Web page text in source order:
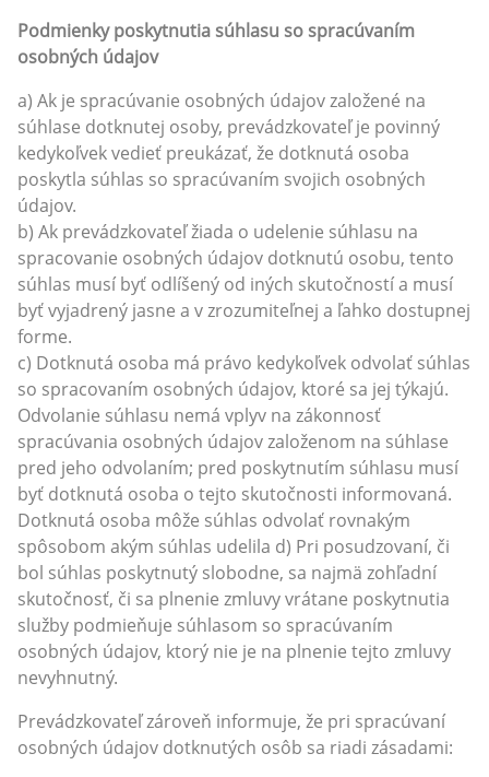
Podmienky poskytnutia súhlasu so spracúvaním
osobných údajov
a) Ak je spracúvanie osobných údajov založené na
súhlase dotknutej osoby, prevádzkovateľ je povinný
kedykoľvek vedieť preukázať, že dotknutá osoba
poskytla súhlas so spracúvaním svojich osobných
údajov.
b) Ak prevádzkovateľ žiada o udelenie súhlasu na
spracovanie osobných údajov dotknutú osobu, tento
súhlas musí byť odlíšený od iných skutočností a musí
byť vyjadrený jasne a v zrozumiteľnej a ľahko dostupnej
forme.
c) Dotknutá osoba má právo kedykoľvek odvolať súhlas
so spracovaním osobných údajov, ktoré sa jej týkajú.
Odvolanie súhlasu nemá vplyv na zákonnosť
spracúvania osobných údajov založenom na súhlase
pred jeho odvolaním; pred poskytnutím súhlasu musí
byť dotknutá osoba o tejto skutočnosti informovaná.
Dotknutá osoba môže súhlas odvolať rovnakým
spôsobom akým súhlas udelila d) Pri posudzovaní, či
bol súhlas poskytnutý slobodne, sa najmä zohľadní
skutočnosť, či sa plnenie zmluvy vrátane poskytnutia
služby podmieňuje súhlasom so spracúvaním
osobných údajov, ktorý nie je na plnenie tejto zmluvy
nevyhnutný.
Prevádzkovateľ zároveň informuje, že pri spracúvaní
osobných údajov dotknutých osôb sa riadi zásadami: